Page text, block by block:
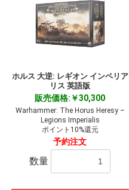
ホルス 大逆: レギオン インペリア
リス 英語版
販売価格:￥30,300
Warhammer: The Horus Heresy –
Legions Imperialis
ポイント10%還元
予約注文
数量